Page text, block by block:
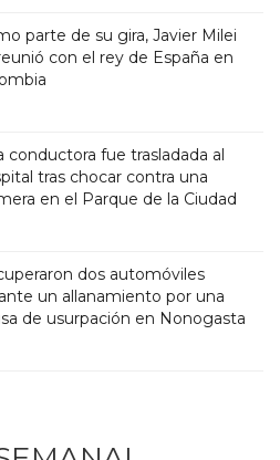
parte de su gira, Javier Milei
con el rey de España en
conductora fue trasladada al
tras chocar contra una
en el Parque de la Ciudad
dos automóviles
un allanamiento por una
de usurpación en Nonogasta